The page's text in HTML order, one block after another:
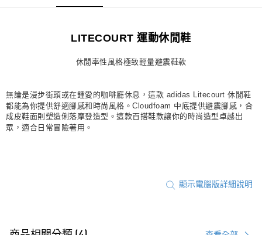
每筆NT$80，滿NT$1,500(含以上)免運費
LITECOURT 運動休閒鞋
休閒率性風格極致輕量避震鞋款
無論是漫步街頭或在鍾愛的咖啡廳休息，這款 adidas Litecourt 休閒鞋
都能為你提供舒適腳感和時尚風格。Cloudfoam 中底提供避震腳感，合
成皮鞋面則塑造俐落摩登造型。這款百搭鞋款讓你的時尚造型卓越出
眾，適合日常冒險著用。
顯示電腦版詳細說明